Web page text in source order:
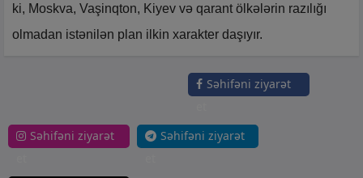
ki, Moskva, Vaşinqton, Kiyev və qarant ölkələrin razılığı
olmadan istənilən plan ilkin xarakter daşıyır.
Səhifəni ziyarət
Səhifəni ziyarət
Səhifəni ziyarət